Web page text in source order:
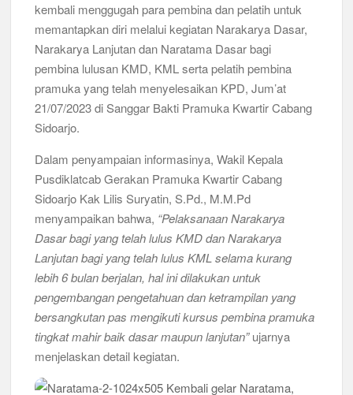
kembali menggugah para pembina dan pelatih untuk
memantapkan diri melalui kegiatan Narakarya Dasar,
Narakarya Lanjutan dan Naratama Dasar bagi
pembina lulusan KMD, KML serta pelatih pembina
pramuka yang telah menyelesaikan KPD, Jum’at
21/07/2023 di Sanggar Bakti Pramuka Kwartir Cabang
Sidoarjo.
Dalam penyampaian informasinya, Wakil Kepala
Pusdiklatcab Gerakan Pramuka Kwartir Cabang
Sidoarjo Kak Lilis Suryatin, S.Pd., M.M.Pd
menyampaikan bahwa, “Pelaksanaan Narakarya
Dasar bagi yang telah lulus KMD dan Narakarya
Lanjutan bagi yang telah lulus KML selama kurang
lebih 6 bulan berjalan, hal ini dilakukan untuk
pengembangan pengetahuan dan ketrampilan yang
bersangkutan pas mengikuti kursus pembina pramuka
tingkat mahir baik dasar maupun lanjutan”ujarnya
menjelaskan detail kegiatan.